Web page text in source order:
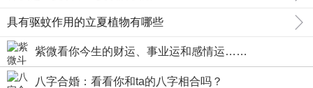
具有驱蚊作用的立夏植物有哪些
紫微看你今生的财运、事业运和感情运……
八字合婚：看看你和ta的八字相合吗？